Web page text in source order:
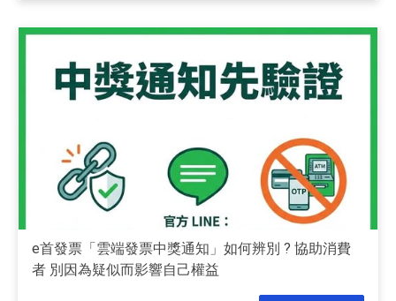
e首發票「雲端發票中獎通知」如何辨別 ? 協助消費
者 別因為疑似而影響自己權益